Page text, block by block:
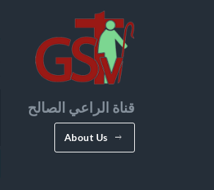
قناة الراعي الصالح
About Us